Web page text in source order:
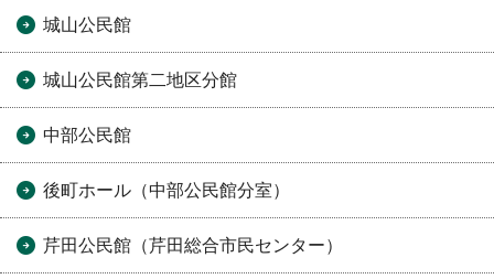
城山公民館
城山公民館第二地区分館
中部公民館
後町ホール（中部公民館分室）
芹田公民館（芹田総合市民センター）